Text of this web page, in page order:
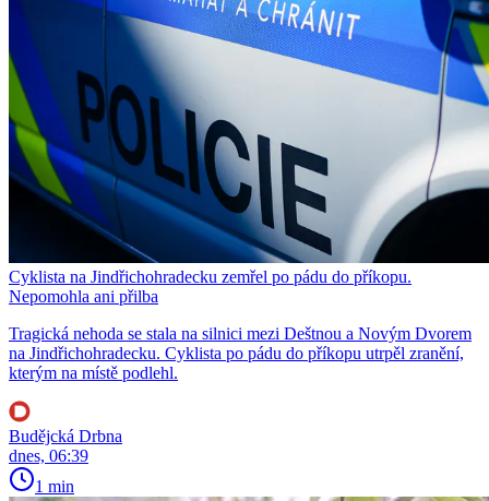
Cyklista na Jindřichohradecku zemřel po pádu do příkopu.
Nepomohla ani přilba
Tragická nehoda se stala na silnici mezi Deštnou a Novým Dvorem
na Jindřichohradecku. Cyklista po pádu do příkopu utrpěl zranění,
kterým na místě podlehl.
Budějcká Drbna
dnes, 06:39
1 min